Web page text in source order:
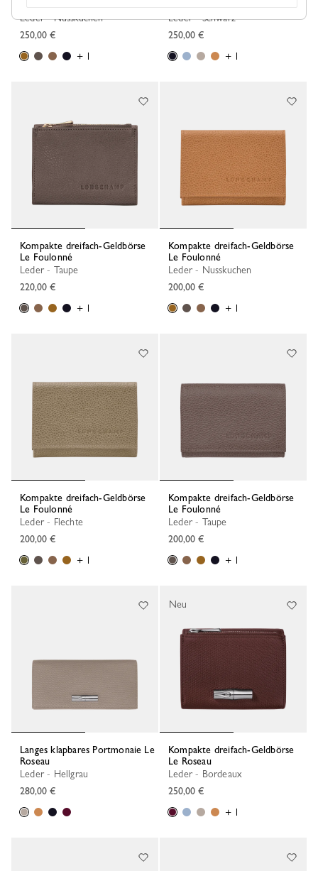
Leder - Nusskuchen
250,00 €
+ 1
Leder - Schwarz
250,00 €
+ 1
Kompakte dreifach-Geldbörse
Le Foulonné
Leder - Taupe
220,00 €
+ 1
Kompakte dreifach-Geldbörse
Le Foulonné
Leder - Nusskuchen
200,00 €
+ 1
Kompakte dreifach-Geldbörse
Le Foulonné
Leder - Flechte
200,00 €
+ 1
Kompakte dreifach-Geldbörse
Le Foulonné
Leder - Taupe
200,00 €
+ 1
Langes klapbares Portmonaie Le
Roseau
Leder - Hellgrau
280,00 €
Kompakte dreifach-Geldbörse
Le Roseau
Leder - Bordeaux
250,00 €
+ 1
Neu